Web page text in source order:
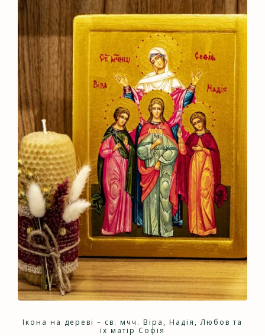
Ікона на дереві – св. мчч. Віра, Надія, Любов та
їх матір Софія